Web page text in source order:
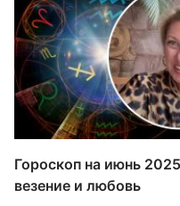
Гороскоп на июнь
везение и любовь